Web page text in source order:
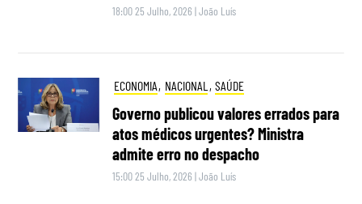
18:00 25 Julho, 2026 |João Luís
ECONOMIA, NACIONAL , SAÚDE
Governo publicou valores errados para
atos médicos urgentes? Ministra
admite erro no despacho
15:00 25 Julho, 2026 |João Luís